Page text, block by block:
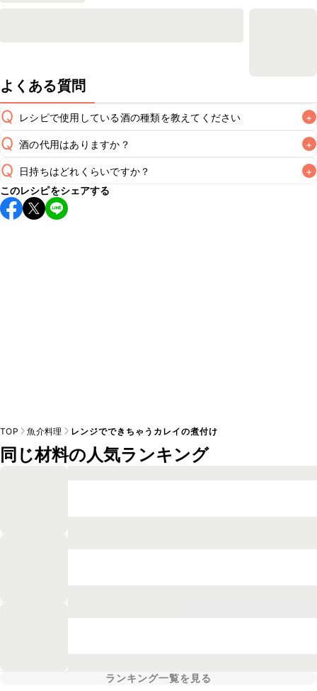
よくある質問
Q レシピで使用している酒の種類を教えてください +
A
Q 酒の代用はありますか？ +
A
Q 日持ちはどれくらいですか？ +
保存期間は冷蔵で翌日中が目安です。なるべくお早めにお召
し上がりください。
このレシピをシェアする
TOP 魚介料理 レンジでできちゃうカレイの煮付け
同じ材料の人気ランキング
ランキング一覧を見る